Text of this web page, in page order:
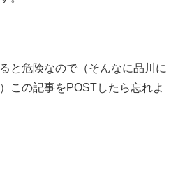
と危険なので（そんなに品川に
この記事をPOSTしたら忘れよ